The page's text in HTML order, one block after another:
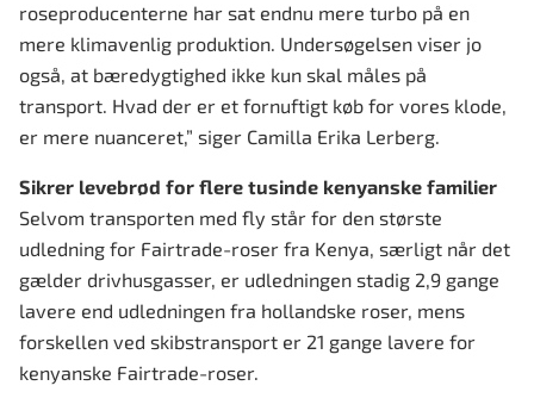
roseproducenterne har sat endnu mere turbo på en
mere klimavenlig produktion. Undersøgelsen viser jo
også, at bæredygtighed ikke kun skal måles på
transport. Hvad der er et fornuftigt køb for vores klode,
er mere nuanceret,” siger Camilla Erika Lerberg.
Sikrer levebrød for flere tusinde kenyanske familier
Selvom transporten med fly står for den største
udledning for Fairtrade-roser fra Kenya, særligt når det
gælder drivhusgasser, er udledningen stadig 2,9 gange
lavere end udledningen fra hollandske roser, mens
forskellen ved skibstransport er 21 gange lavere for
kenyanske Fairtrade-roser.